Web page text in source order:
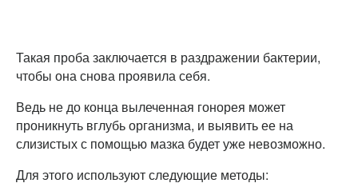
Такая проба заключается в раздражении бактерии,
чтобы она снова проявила себя.
Ведь не до конца вылеченная гонорея может
проникнуть вглубь организма, и выявить ее на
слизистых с помощью мазка будет уже невозможно.
Для этого используют следующие методы: